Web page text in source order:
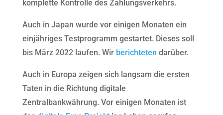
komplette Kontrolle des Zahlungsverkehrs.
Auch in Japan wurde vor einigen Monaten ein
einjähriges Testprogramm gestartet. Dieses soll
bis März 2022 laufen. Wir berichteten darüber.
Auch in Europa zeigen sich langsam die ersten
Taten in die Richtung digitale
Zentralbankwährung. Vor einigen Monaten ist